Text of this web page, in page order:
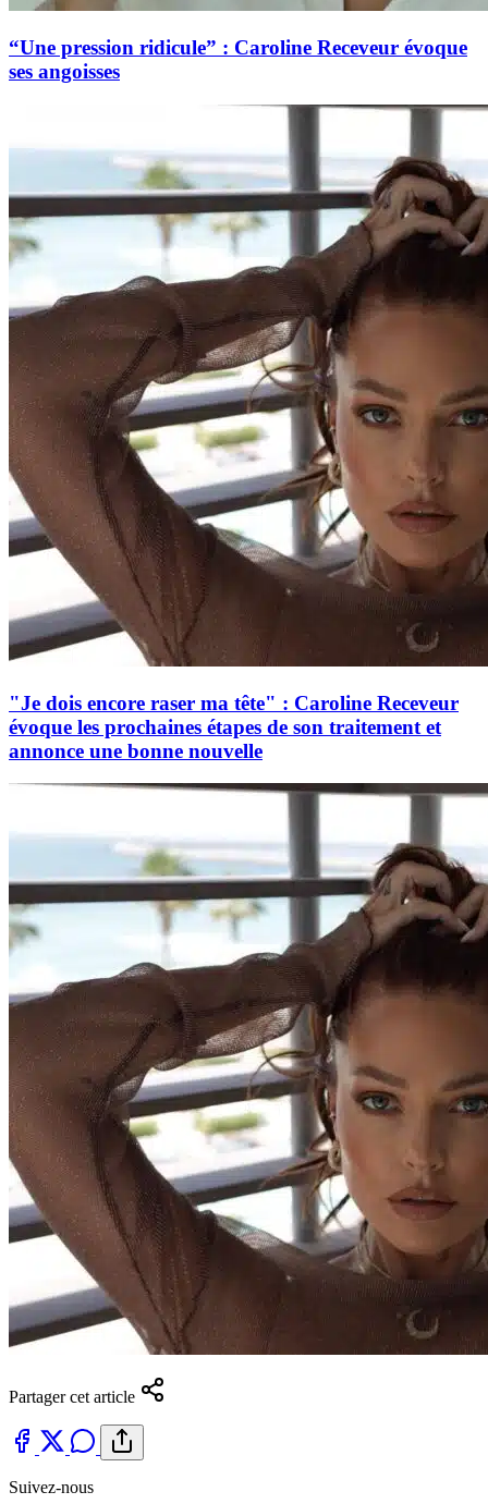
“Une pression ridicule” : Caroline Receveur évoque
ses angoisses
"Je dois encore raser ma tête" : Caroline Receveur
évoque les prochaines étapes de son traitement et
annonce une bonne nouvelle
Partager cet article
Suivez-nous